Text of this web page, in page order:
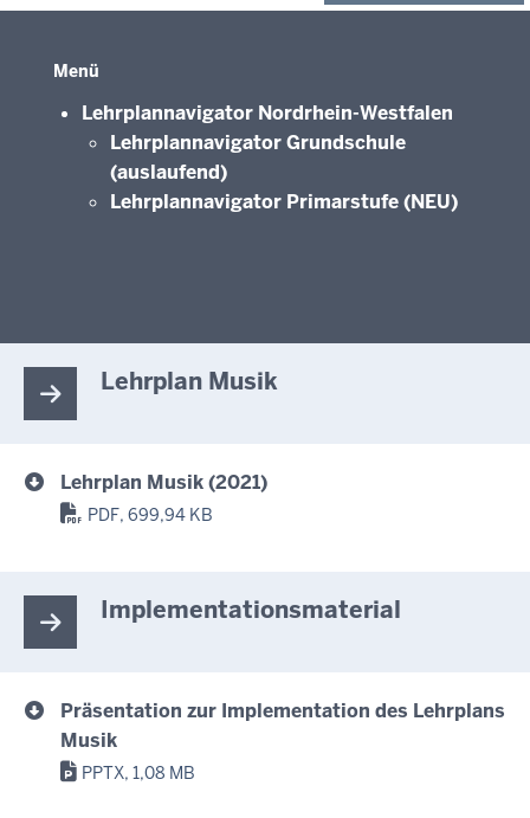
Menü
Lehrplannavigator Nordrhein-Westfalen
Lehrplannavigator Grundschule
(auslaufend)
Lehrplannavigator Primarstufe (NEU)
Lehrplan Musik
Lehrplan Musik (2021)
PDF, 699,94 KB
Implementationsmaterial
Präsentation zur Implementation des Lehrplans
Musik
PPTX, 1,08 MB